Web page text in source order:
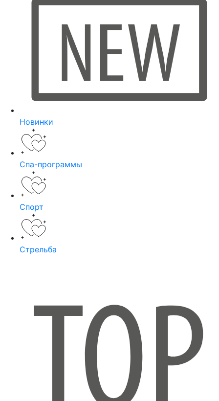
Новинки
Спа-программы
Спорт
Стрельба